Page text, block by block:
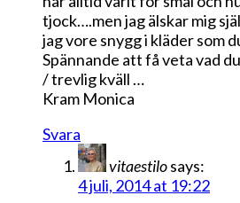
tjock….men jag älskar mig
jag vore snygg i kläder som
Spännande att få veta vad
/ trevlig kväll …
Kram Monica
Svara
vitaestilosays:
4 juli, 2014 at 19:22